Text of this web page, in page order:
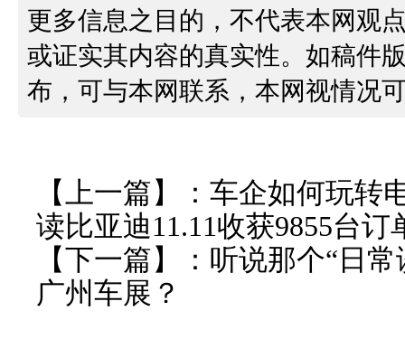
更多信息之目的，不代表本网观
或证实其内容的真实性。如稿件
布，可与本网联系，本网视情况
【上一篇】： 车企如何玩转
读比亚迪11.11收获9855台订
【下一篇】： 听说那个“日
广州车展？